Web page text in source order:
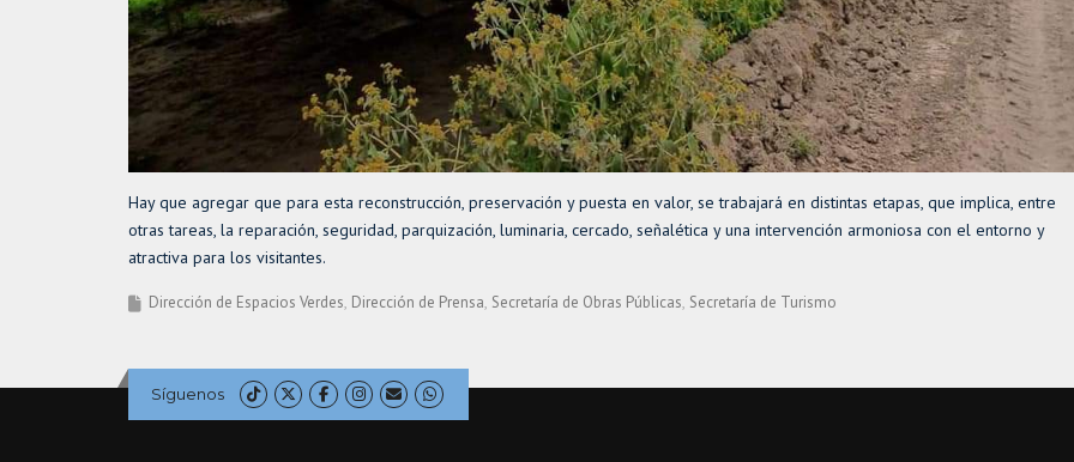
Hay que agregar que para esta reconstrucción, preservación y puesta en valor, se trabajará en distintas etapas, que implica, entre
otras tareas, la reparación, seguridad, parquización, luminaria, cercado, señalética y una intervención armoniosa con el entorno y
atractiva para los visitantes.
Dirección de Espacios Verdes Dirección de Prensa Secretaría de Obras Públicas Secretaría de Turismo
Síguenos